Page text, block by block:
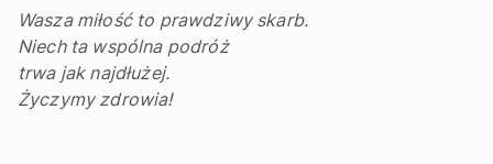
Wasza miłość to prawdziwy skarb.
Niech ta wspólna podróż
trwa jak najdłużej.
Życzymy zdrowia!